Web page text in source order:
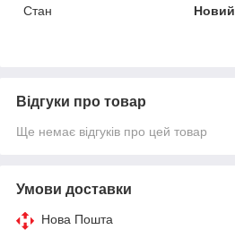
Стан
Новий
Відгуки про товар
Ще немає відгуків про цей товар
Умови доставки
Нова Пошта